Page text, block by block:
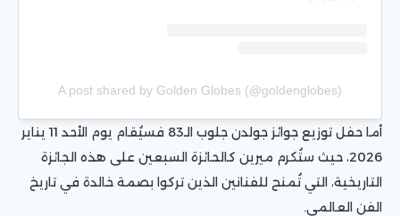
A post shared by Golden Globes (@goldenglobes)
أما حفل توزيع جوائز جولدن جلوب الـ83 فسيُقام يوم الأحد 11 يناير
2026، حيث ستُكرم ميرين كالحائزة السبعين على هذه الجائزة
التاريخية، التي تُمنح للفنانين الذين تركوا بصمة خالدة في تاريخ
الفن العالمي.